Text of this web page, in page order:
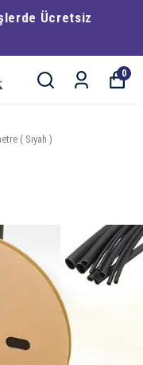
Ücretsiz
0
( Siyah )